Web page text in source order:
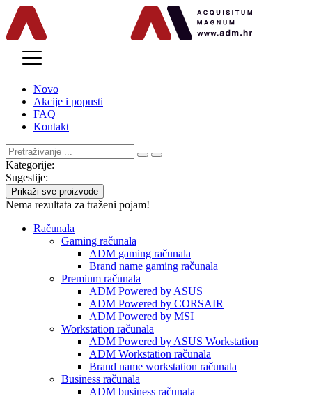
Novo
Akcije i popusti
FAQ
Kontakt
Kategorije:
Sugestije:
Prikaži sve proizvode
Nema rezultata za traženi pojam!
Računala
Gaming računala
ADM gaming računala
Brand name gaming računala
Premium računala
ADM Powered by ASUS
ADM Powered by CORSAIR
ADM Powered by MSI
Workstation računala
ADM Powered by ASUS Workstation
ADM Workstation računala
Brand name workstation računala
Business računala
ADM business računala